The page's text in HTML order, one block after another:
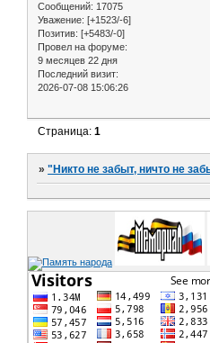
Сообщений: 17075
Уважение: [+1523/-6]
Позитив: [+5483/-0]
Провел на форуме:
9 месяцев 22 дня
Последний визит:
2026-07-08 15:06:26
Страница:1
»"Никто не забыт, ничто не